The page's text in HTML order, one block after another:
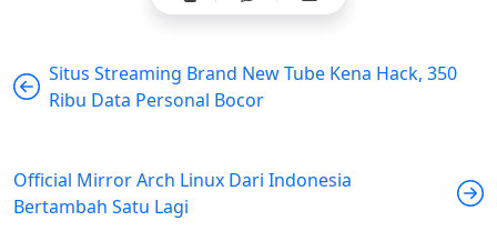
Situs Streaming Brand New Tube Kena Hack, 350
Ribu Data Personal Bocor
Official Mirror Arch Linux Dari Indonesia
Bertambah Satu Lagi